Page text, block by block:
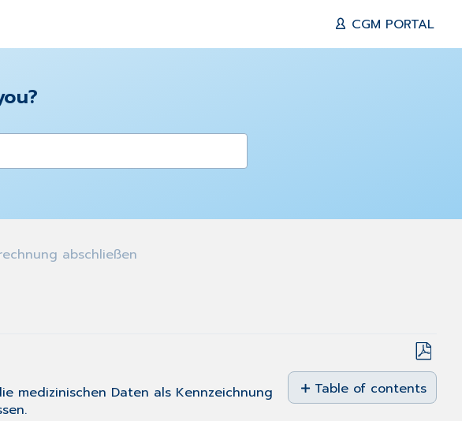
CGM PORTAL
abschließen
Save
as
PDF
Table of contents
No
medizinischen Daten als Kennzeichnung